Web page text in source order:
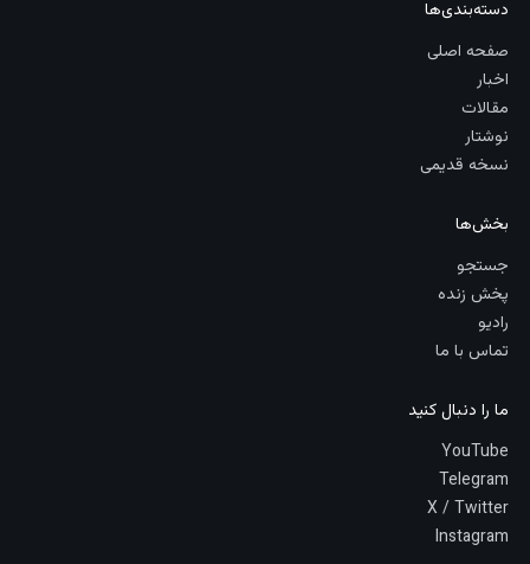
دسته‌بندی‌ها
صفحه اصلی
اخبار
مقالات
نوشتار
نسخه قدیمی
بخش‌ها
جستجو
پخش زنده
رادیو
تماس با ما
ما را دنبال کنید
YouTube
Telegram
X / Twitter
Instagram